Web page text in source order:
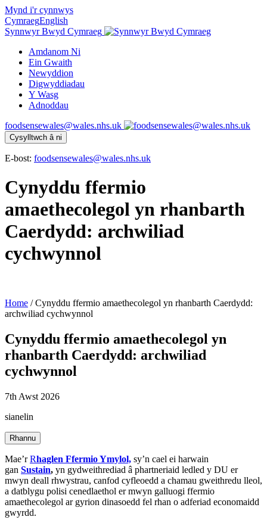
Mynd i'r cynnwys
CymraegEnglish
Synnwyr Bwyd Cymraeg
Amdanom Ni
Ein Gwaith
Newyddion
Digwyddiadau
Y Wasg
Adnoddau
foodsensewales@wales.nhs.uk
Cysylltwch â ni
E-bost: foodsensewales@wales.nhs.uk
Cynyddu ffermio
amaethecolegol yn rhanbarth
Caerdydd: archwiliad
cychwynnol
Home /Cynyddu ffermio amaethecolegol yn rhanbarth Caerdydd:
archwiliad cychwynnol
Cynyddu ffermio amaethecolegol yn
rhanbarth Caerdydd: archwiliad
cychwynnol
7th Awst 2026
sianelin
Rhannu
Mae’rRhaglen Ffermio Ymylol, sy’n cael ei harwain
gan Sustain, yn gydweithrediad â phartneriaid ledled y DU er
mwyn deall rhwystrau, canfod cyfleoedd a chamau gweithredu lleol,
a datblygu polisi cenedlaethol er mwyn galluogi ffermio
amaethecolegol ar gyrion dinasoedd fel rhan o adferiad economaidd
gwyrdd.